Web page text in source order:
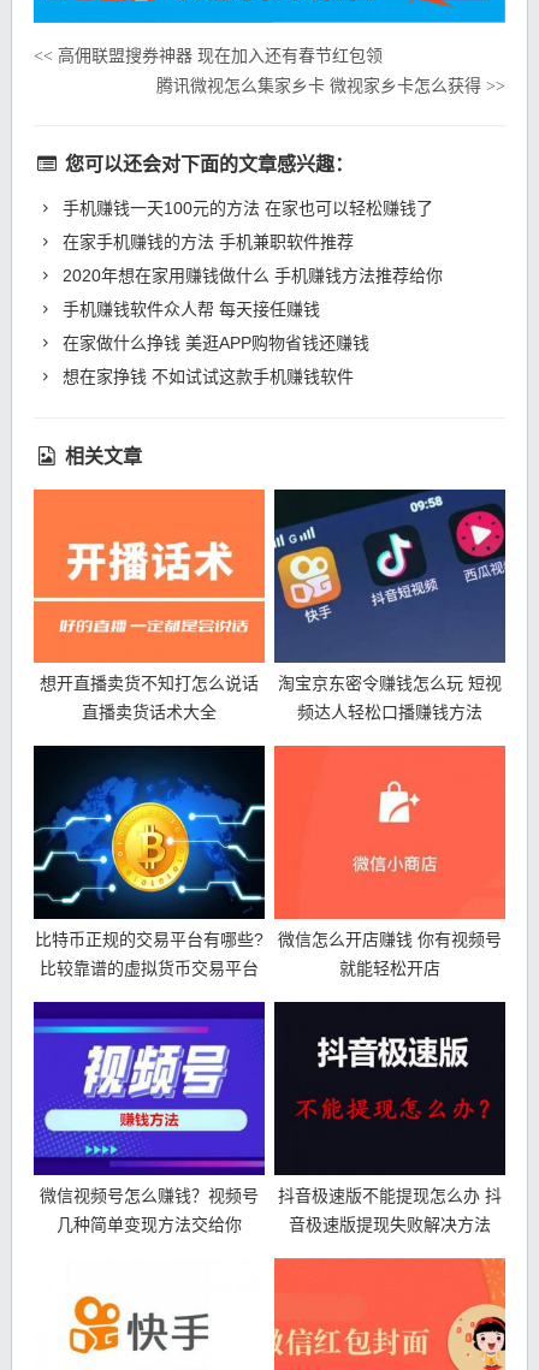
<<高佣联盟搜券神器 现在加入还有春节红包领
腾讯微视怎么集家乡卡 微视家乡卡怎么获得>>
您可以还会对下面的文章感兴趣：
手机赚钱一天100元的方法 在家也可以轻松赚钱了
在家手机赚钱的方法 手机兼职软件推荐
2020年想在家用赚钱做什么 手机赚钱方法推荐给你
手机赚钱软件众人帮 每天接任赚钱
在家做什么挣钱 美逛APP购物省钱还赚钱
想在家挣钱 不如试试这款手机赚钱软件
相关文章
想开直播卖货不知打怎么说话
直播卖货话术大全
淘宝京东密令赚钱怎么玩 短视
频达人轻松口播赚钱方法
比特币正规的交易平台有哪些?
比较靠谱的虚拟货币交易平台
微信怎么开店赚钱 你有视频号
就能轻松开店
微信视频号怎么赚钱？视频号
几种简单变现方法交给你
抖音极速版不能提现怎么办 抖
音极速版提现失败解决方法